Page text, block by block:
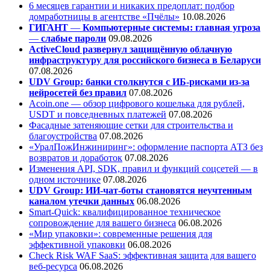
6 месяцев гарантии и никаких предоплат: подбор
домработницы в агентстве «Пчёлы» 10.08.2026
ГИГАНТ — Компьютерные системы: главная угроза
— слабые пароли 09.08.2026
ActiveCloud развернул защищённую облачную
инфраструктуру для российского бизнеса в Беларуси
07.08.2026
UDV Group: банки столкнутся с ИБ-рисками из-за
нейросетей без правил 07.08.2026
Acoin.one — обзор цифрового кошелька для рублей,
USDT и повседневных платежей 07.08.2026
Фасадные затеняющие сетки для строительства и
благоустройства 07.08.2026
«УралПожИнжиниринг»: оформление паспорта АТЗ без
возвратов и доработок 07.08.2026
Изменения API, SDK, правил и функций соцсетей — в
одном источнике 07.08.2026
UDV Group: ИИ-чат-боты становятся неучтенным
каналом утечки данных 06.08.2026
Smart-Quick: квалифицированное техническое
сопровождение для вашего бизнеса 06.08.2026
«Мир упаковки»: современные решения для
эффективной упаковки 06.08.2026
Check Risk WAF SaaS: эффективная защита для вашего
веб-ресурса 06.08.2026